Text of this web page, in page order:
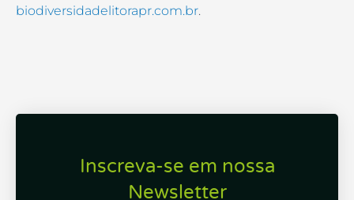
biodiversidadelitorapr.com.br.
Inscreva-se em nossa
Newsletter